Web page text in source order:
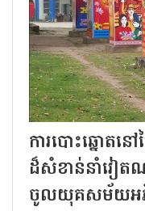
ការបោះឆ្នោតន
ដ៏សំខាន់នាំវៀត
ចូលយុគសម័យអភិ